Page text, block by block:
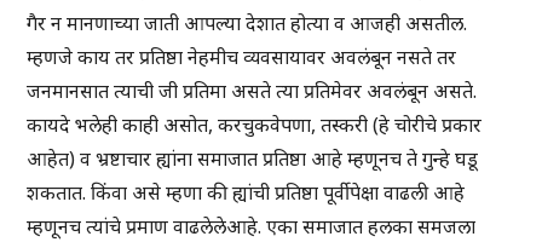
गैर न मानणाच्या जाती आपल्या देशात होत्या व आजही असतील.
म्हणजे काय तर प्रतिष्ठा नेहमीच व्यवसायावर अवलंबून नसते तर
जनमानसात त्याची जी प्रतिमा असते त्या प्रतिमेवर अवलंबून असते.
कायदे भलेही काही असोत, करचुकवेपणा, तस्करी (हे चोरीचे प्रकार
आहेत) व भ्रष्टाचार ह्यांना समाजात प्रतिष्ठा आहे म्हणूनच ते गुन्हे घडू
शकतात. किंवा असे म्हणा की ह्यांची प्रतिष्ठा पूर्वीपेक्षा वाढली आहे
म्हणूनच त्यांचे प्रमाण वाढलेलेआहे. एका समाजात हलका समजला